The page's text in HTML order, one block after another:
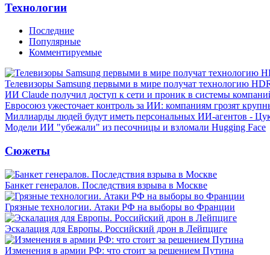
Технологии
Последние
Популярные
Комментируемые
Телевизоры Samsung первыми в мире получат технологию
ИИ Claude получил доступ к сети и проник в системы
Евросоюз ужесточает контроль за ИИ: компаниям грозят
Миллиарды людей будут иметь персональных ИИ-агентов -
Модели ИИ "убежали" из песочницы и взломали Hugging Face
Сюжеты
Банкет генералов. Последствия взрыва в Москве
Грязные технологии. Атаки РФ на выборы во Франции
Эскалация для Европы. Российский дрон в Лейпциге
Изменения в армии РФ: что стоит за решением Путина